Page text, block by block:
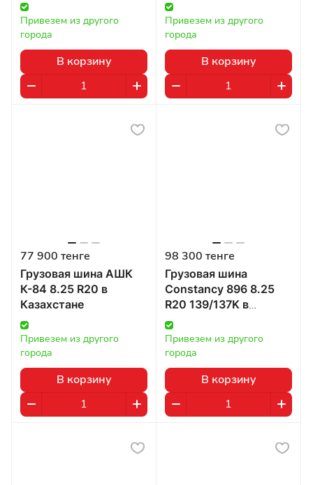
Привезем из другого
города
В корзину
Привезем из другого
города
В корзину
77 900 тенге
Грузовая шина АШК
К-84 8.25 R20 в
Казахстане
Привезем из другого
города
В корзину
98 300 тенге
Грузовая шина
Constancy 896 8.25
R20 139/137K в
Казахстане
Привезем из другого
города
В корзину